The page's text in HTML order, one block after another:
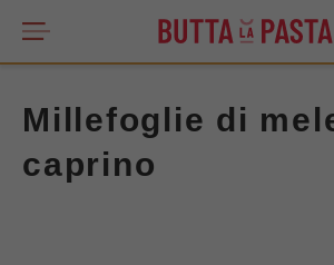
Millefoglie di
caprino